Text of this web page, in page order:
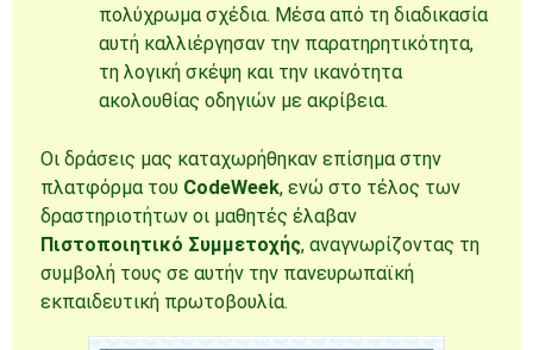
πολύχρωμα σχέδια. Μέσα από τη διαδικασία
αυτή καλλιέργησαν την παρατηρητικότητα,
τη λογική σκέψη και την ικανότητα
ακολουθίας οδηγιών με ακρίβεια.
Οι δράσεις μας καταχωρήθηκαν επίσημα στην
πλατφόρμα του CodeWeek, ενώ στο τέλος των
δραστηριοτήτων οι μαθητές έλαβαν
Πιστοποιητικό Συμμετοχής, αναγνωρίζοντας τη
συμβολή τους σε αυτήν την πανευρωπαϊκή
εκπαιδευτική πρωτοβουλία.